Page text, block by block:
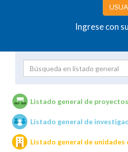
Ingrese con
Unidades de investigación
Listado general de proyectos
Listado general de
Listado general de unidades